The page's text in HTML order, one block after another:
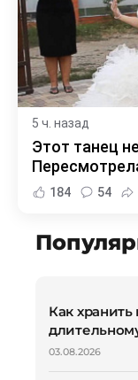
5 ч. назад
Этот танец
184 54
Как хранить
03.08.2026